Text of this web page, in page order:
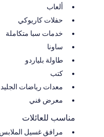
ألعاب
حفلات كاريوكي
خدمات سبا متكاملة
ساونا
طاولة بلياردو
كتب
معدات رياضات الجليد
معرض فني
مناسب للعائلات
مرافق غسيل الملابس